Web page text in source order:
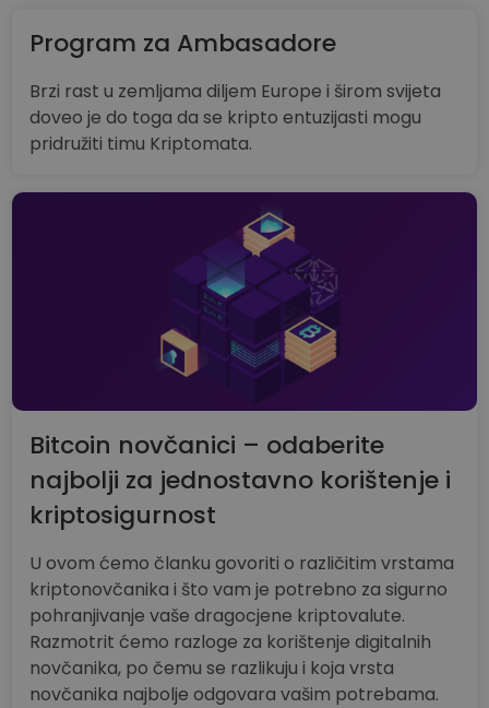
Program za Ambasadore
Brzi rast u zemljama diljem Europe i širom svijeta
doveo je do toga da se kripto entuzijasti mogu
pridružiti timu Kriptomata.
Bitcoin novčanici – odaberite
najbolji za jednostavno korištenje i
kriptosigurnost
U ovom ćemo članku govoriti o različitim vrstama
kriptonovčanika i što vam je potrebno za sigurno
pohranjivanje vaše dragocjene kriptovalute.
Razmotrit ćemo razloge za korištenje digitalnih
novčanika, po čemu se razlikuju i koja vrsta
novčanika najbolje odgovara vašim potrebama.